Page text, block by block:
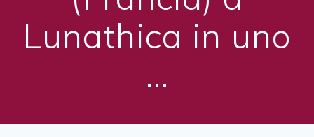
Lunathica in uno
…